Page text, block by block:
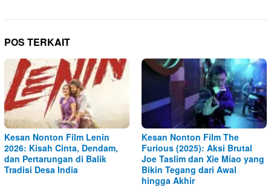
POS TERKAIT
Kesan Nonton Film Lenin
2026: Kisah Cinta, Dendam,
dan Pertarungan di Balik
Tradisi Desa India
Kesan Nonton Film The
Furious (2025): Aksi Brutal
Joe Taslim dan Xie Miao yang
Bikin Tegang dari Awal
hingga Akhir